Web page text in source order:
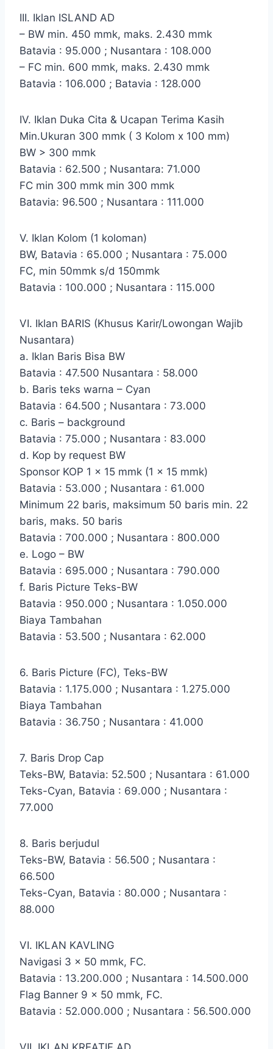
III. Iklan ISLAND AD
– BW min. 450 mmk, maks. 2.430 mmk
Batavia : 95.000 ; Nusantara : 108.000
– FC min. 600 mmk, maks. 2.430 mmk
Batavia : 106.000 ; Batavia : 128.000
IV. Iklan Duka Cita & Ucapan Terima Kasih
Min.Ukuran 300 mmk ( 3 Kolom x 100 mm)
BW > 300 mmk
Batavia : 62.500 ; Nusantara: 71.000
FC min 300 mmk min 300 mmk
Batavia: 96.500 ; Nusantara : 111.000
V. Iklan Kolom (1 koloman)
BW, Batavia : 65.000 ; Nusantara : 75.000
FC, min 50mmk s/d 150mmk
Batavia : 100.000 ; Nusantara : 115.000
VI. Iklan BARIS (Khusus Karir/Lowongan Wajib
Nusantara)
a. Iklan Baris Bisa BW
Batavia : 47.500 Nusantara : 58.000
b. Baris teks warna – Cyan
Batavia : 64.500 ; Nusantara : 73.000
c. Baris – background
Batavia : 75.000 ; Nusantara : 83.000
d. Kop by request BW
Sponsor KOP 1 x 15 mmk (1 x 15 mmk)
Batavia : 53.000 ; Nusantara : 61.000
Minimum 22 baris, maksimum 50 baris min. 22
baris, maks. 50 baris
Batavia : 700.000 ; Nusantara : 800.000
e. Logo – BW
Batavia : 695.000 ; Nusantara : 790.000
f. Baris Picture Teks-BW
Batavia : 950.000 ; Nusantara : 1.050.000
Biaya Tambahan
Batavia : 53.500 ; Nusantara : 62.000
6. Baris Picture (FC), Teks-BW
Batavia : 1.175.000 ; Nusantara : 1.275.000
Biaya Tambahan
Batavia : 36.750 ; Nusantara : 41.000
7. Baris Drop Cap
Teks-BW, Batavia: 52.500 ; Nusantara : 61.000
Teks-Cyan, Batavia : 69.000 ; Nusantara :
77.000
8. Baris berjudul
Teks-BW, Batavia : 56.500 ; Nusantara :
66.500
Teks-Cyan, Batavia : 80.000 ; Nusantara :
88.000
VI. IKLAN KAVLING
Navigasi 3 x 50 mmk, FC.
Batavia : 13.200.000 ; Nusantara : 14.500.000
Flag Banner 9 x 50 mmk, FC.
Batavia : 52.000.000 ; Nusantara : 56.500.000